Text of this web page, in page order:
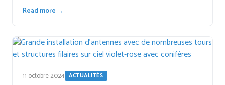
Read more →
11 octobre 2024 ACTUALITÉS